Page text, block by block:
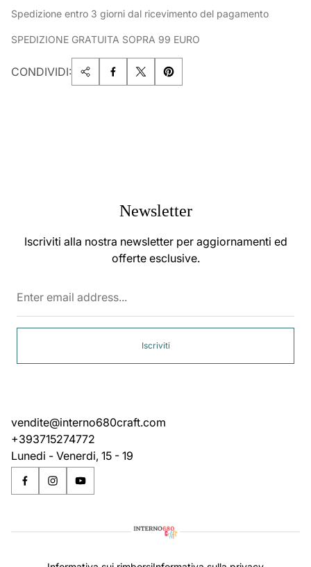
Spedizione entro 3 giorni dal ricevimento del pagamento
SPEDIZIONE GRATUITA SOPRA 99 EURO
CONDIVIDI:
Newsletter
Iscriviti alla nostra newsletter per aggiornamenti ed
offerte esclusive.
Iscriviti
vendite@interno680craft.com
+393715274772
Lunedi - Venerdi, 15 - 19